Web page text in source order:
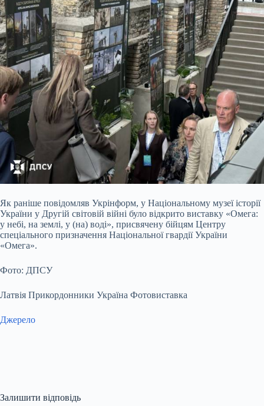
Як раніше повідомляв Укрінформ, у Національному музеї історії
України у Другій світовій війні було відкрито виставку «Омега:
у небі, на землі, у (на) воді», присвячену бійцям Центру
спеціального призначення Національної гвардії України
«Омега».
Фото: ДПСУ
Латвія Прикордонники Україна Фотовиставка
Джерело
Залишити відповідь